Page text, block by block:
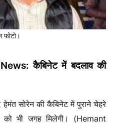
फोटो।
कैबिनेट में बदलाव की
सोरेन की कैबिनेट में पुराने चेहरे
भी जगह मिलेगी। (Hemant